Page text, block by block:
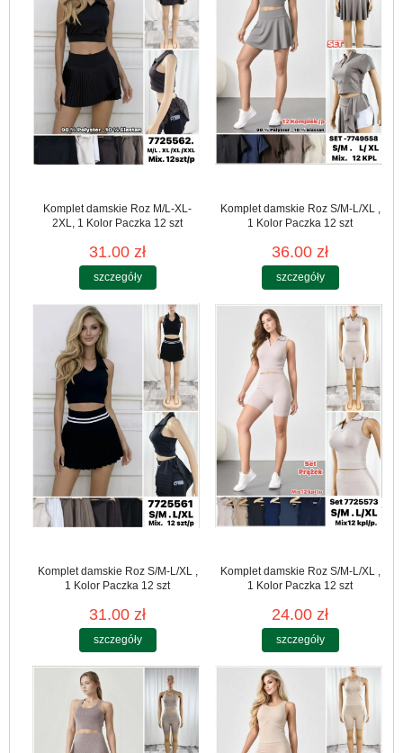
Komplet damskie Roz M/L-XL-
2XL, 1 Kolor Paczka 12 szt
31.00 zł
szczegóły
Komplet damskie Roz S/M-L/XL ,
1 Kolor Paczka 12 szt
36.00 zł
szczegóły
Komplet damskie Roz S/M-L/XL ,
1 Kolor Paczka 12 szt
31.00 zł
szczegóły
Komplet damskie Roz S/M-L/XL ,
1 Kolor Paczka 12 szt
24.00 zł
szczegóły